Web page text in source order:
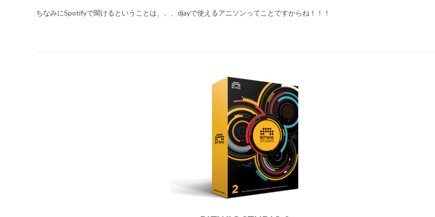
ちなみにSpotifyで聞けるということは、、、djayで使えるアニソンってことですからね！！！